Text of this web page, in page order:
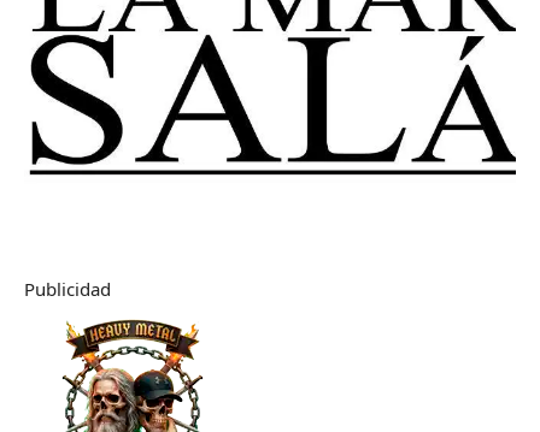
Publicidad